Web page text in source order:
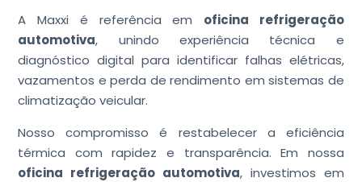
A Maxxi é referência em oficina refrigeração
automotiva, unindo experiência técnica e
diagnóstico digital para identificar falhas elétricas,
vazamentos e perda de rendimento em sistemas de
climatização veicular.
Nosso compromisso é restabelecer a eficiência
térmica com rapidez e transparência. Em nossa
oficina refrigeração automotiva, investimos em